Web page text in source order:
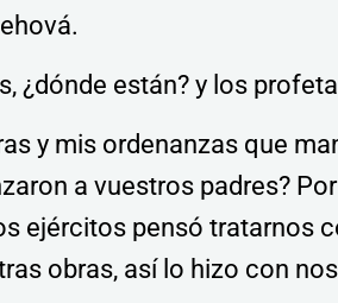
¿dónde están? y los
y mis ordenanzas que
a vuestros padres?
ejércitos pensó tratarnos
obras, así lo hizo con